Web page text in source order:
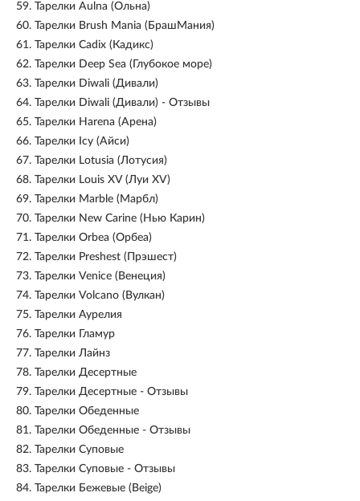
59. Тарелки Aulna (Ольна)
60. Тарелки Brush Mania (БрашМания)
61. Тарелки Cadix (Кадикс)
62. Тарелки Deep Sea (Глубокое море)
63. Тарелки Diwali (Дивали)
64. Тарелки Diwali (Дивали) - Отзывы
65. Тарелки Harena (Арена)
66. Тарелки Icy (Айси)
67. Тарелки Lotusia (Лотусия)
68. Тарелки Louis XV (Луи XV)
69. Тарелки Marble (Марбл)
70. Тарелки New Carine (Нью Карин)
71. Тарелки Orbea (Орбеа)
72. Тарелки Preshest (Прэшест)
73. Тарелки Venice (Венеция)
74. Тарелки Volcano (Вулкан)
75. Тарелки Аурелия
76. Тарелки Гламур
77. Тарелки Лайнз
78. Тарелки Десертные
79. Тарелки Десертные - Отзывы
80. Тарелки Обеденные
81. Тарелки Обеденные - Отзывы
82. Тарелки Суповые
83. Тарелки Суповые - Отзывы
84. Тарелки Бежевые (Beige)